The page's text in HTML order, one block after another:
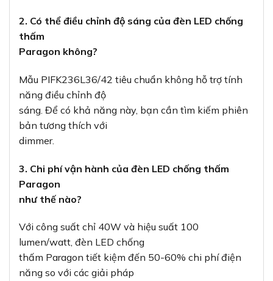
2. Có thể điều chỉnh độ sáng của đèn LED chống
thấm
Paragon không?
Mẫu PIFK236L36/42 tiêu chuẩn không hỗ trợ tính
năng điều chỉnh độ
sáng. Để có khả năng này, bạn cần tìm kiếm phiên
bản tương thích với
dimmer.
3. Chi phí vận hành của đèn LED chống thấm
Paragon
như thế nào?
Với công suất chỉ 40W và hiệu suất 100
lumen/watt, đèn LED chống
thấm Paragon tiết kiệm đến 50-60% chi phí điện
năng so với các giải pháp